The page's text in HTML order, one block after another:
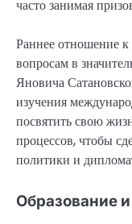
часто занимая
Раннее отношение
вопросам в
Яновича
изучения
посвятить свою
процессов, чтобы
политики и
Образование